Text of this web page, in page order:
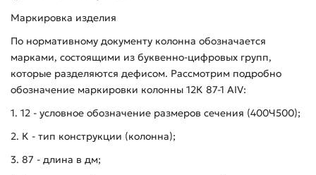
Маркировка изделия
По нормативному документу колонна обозначается
марками, состоящими из буквенно-цифровых групп,
которые разделяются дефисом. Рассмотрим подробно
обозначение маркировки колонны 12К 87-1 АIV:
1. 12 - условное обозначение размеров сечения (400Ч500);
2. К - тип конструкции (колонна);
3. 87 - длина в дм;